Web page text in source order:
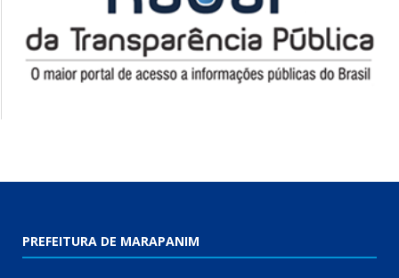
PREFEITURA DE MARAPANIM